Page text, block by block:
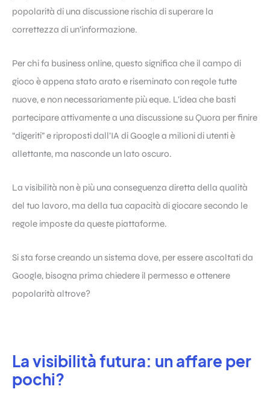
popolarità di una discussione rischia di superare la
correttezza di un’informazione.
Per chi fa business online, questo significa che il campo di
gioco è appena stato arato e riseminato con regole tutte
nuove, e non necessariamente più eque. L’idea che basti
partecipare attivamente a una discussione su Quora per finire
“digeriti” e riproposti dall’IA di Google a milioni di utenti è
allettante, ma nasconde un lato oscuro.
La visibilità non è più una conseguenza diretta della qualità
del tuo lavoro, ma della tua capacità di giocare secondo le
regole imposte da queste piattaforme.
Si sta forse creando un sistema dove, per essere ascoltati da
Google, bisogna prima chiedere il permesso e ottenere
popolarità altrove?
La visibilità futura: un affare per
pochi?